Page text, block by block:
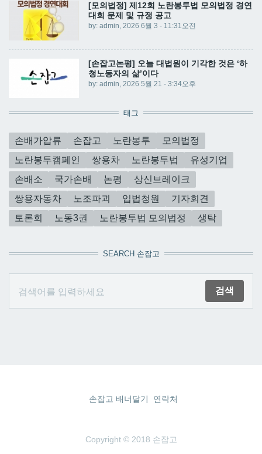
[모의법정] 제12회 노란봉투법 모의법정 경연
대회 문제 및 규정 공고
by: admin, 2026 6월 3 - 11:31오전
[손잡고논평] 오늘 대법원이 기각한 것은 ‘하
청노동자의 삶’이다
by: admin, 2026 5월 21 - 3:34오후
태그
손배가압류 손잡고 노란봉투
모의법정
노란봉투캠페인
쌍용차 노란봉투법
유성기업
손배소
국가손배 논평
상신브레이크
쌍용자동차
노조파괴 입법청원
기자회견
토론회
노동3권 노란봉투법 모의법정 생탁
SEARCH 손잡고
Copyright © 2018 손잡고
손잡고 배너달기 연락처